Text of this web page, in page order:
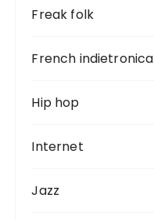
Freak folk
French indietronica
Hip hop
Internet
Jazz